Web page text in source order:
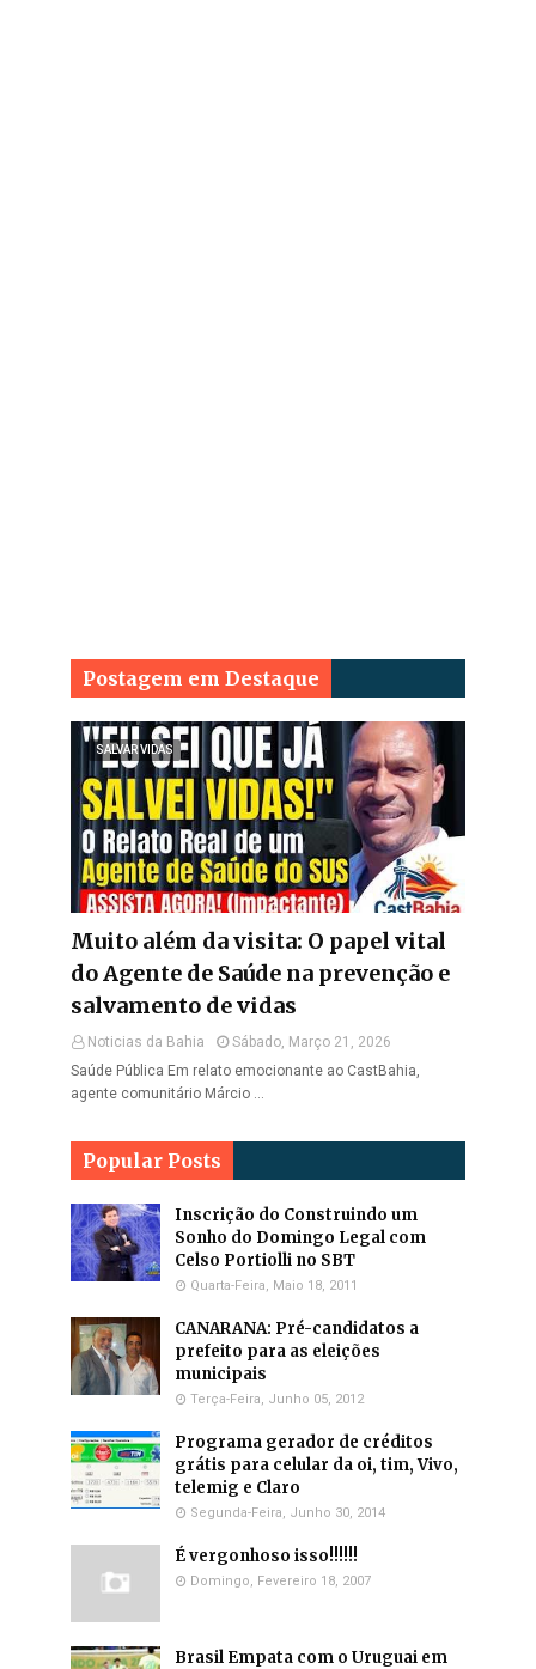
Postagem em Destaque
SALVAR VIDAS
Muito além da visita: O papel vital
do Agente de Saúde na prevenção e
salvamento de vidas
Noticias da Bahia
Sábado, Março 21, 2026
Saúde Pública Em relato emocionante ao CastBahia,
agente comunitário Márcio …
Popular Posts
Inscrição do Construindo um
Sonho do Domingo Legal com
Celso Portiolli no SBT
Quarta-Feira, Maio 18, 2011
CANARANA: Pré-candidatos a
prefeito para as eleições
municipais
Terça-Feira, Junho 05, 2012
Programa gerador de créditos
grátis para celular da oi, tim, Vivo,
telemig e Claro
Segunda-Feira, Junho 30, 2014
É vergonhoso isso!!!!!!
Domingo, Fevereiro 18, 2007
Brasil Empata com o Uruguai em